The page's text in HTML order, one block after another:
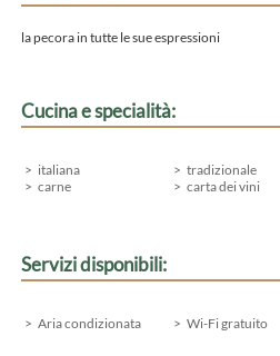
la pecora in tutte le sue espressioni
Cucina e specialità:
italiana
carne
tradizionale
carta dei vini
Servizi disponibili:
Aria condizionata Wi-Fi gratuito